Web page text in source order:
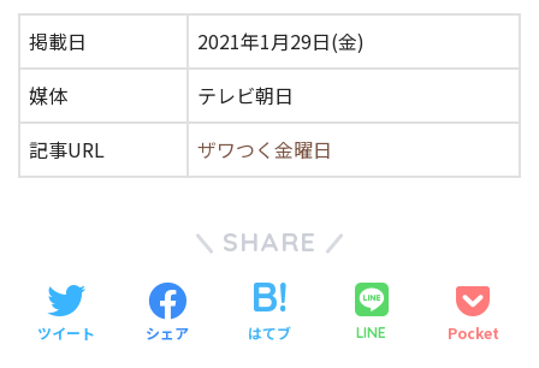
掲載日
2021年1月29日(金)
媒体
テレビ朝日
記事URL
ザワつく金曜日
SHARE
ツイート シェア はてブ LINE Pocket